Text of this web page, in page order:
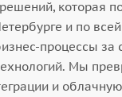
которая
и по
процессы за
Мы
и облачную